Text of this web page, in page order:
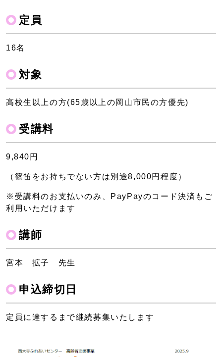
定員
16名
対象
高校生以上の方(65歳以上の岡山市民の方優先)
受講料
9,840円
（篠笛をお持ちでない方は別途8,000円程度）
※受講料のお支払いのみ、PayPayのコード決済もご
利用いただけます
講師
宮本 拡子 先生
申込締切日
定員に達するまで継続募集いたします